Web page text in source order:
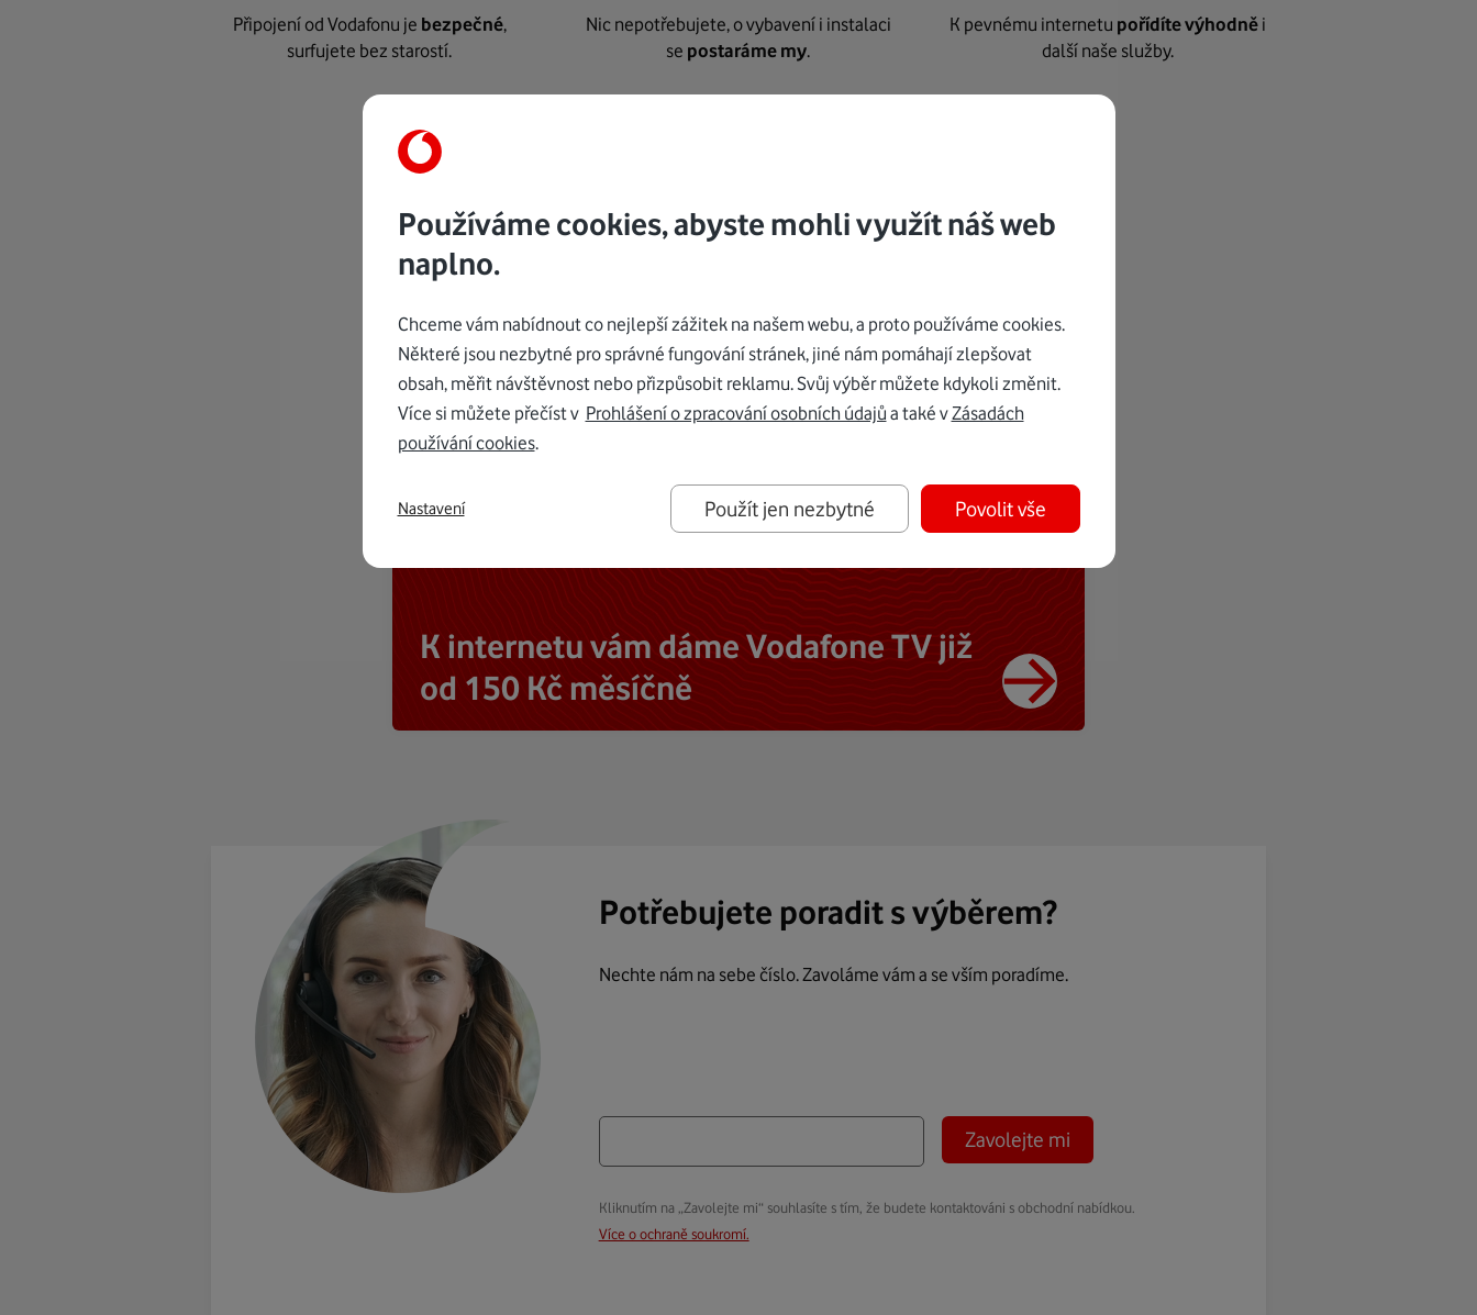
Připojení od Vodafonu je bezpečné,
surfujete bez starostí.
Nic nepotřebujete, o vybavení i instalaci
se postaráme my.
K pevnému internetu pořídíte výhodněi
další naše služby.
K internetu vám dáme Vodafone TV již
od 150 Kč měsíčně
Potřebujete poradit s výběrem?
Nechte nám na sebe číslo. Zavoláme vám a se vším poradíme.
Zavolejte mi
Kliknutím na „Zavolejte mi“ souhlasíte s tím, že budete kontaktováni s obchodní nabídkou.
Více o ochraně soukromí.
Používáme cookies, abyste mohli využít náš web
naplno.
Chceme vám nabídnout co nejlepší zážitek na našem webu, a proto používáme cookies.
Některé jsou nezbytné pro správné fungování stránek, jiné nám pomáhají zlepšovat
obsah, měřit návštěvnost nebo přizpůsobit reklamu. Svůj výběr můžete kdykoli změnit.
Více si můžete přečíst v Prohlášení o zpracování osobních údajů a také vZásadách
používání cookies.
Použít jen nezbytné Povolit vše
Nastavení